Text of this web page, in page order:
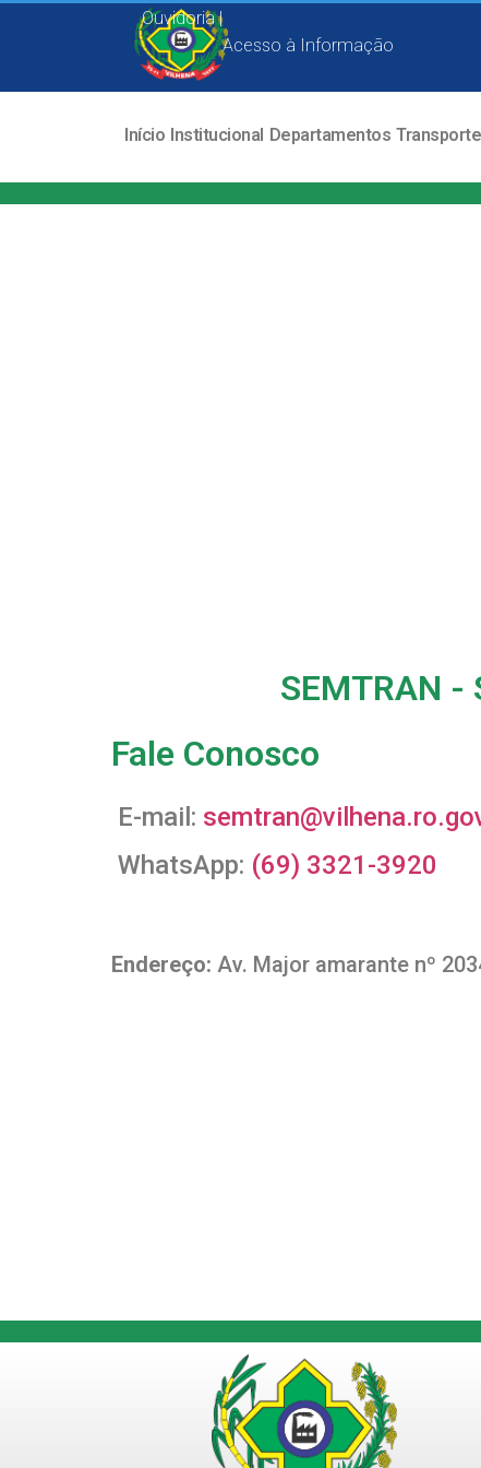
Ouvidoria |
Acesso à Informação
Início Institucional Departamentos
SEMTRAN
Fale Conosco
E-mail:
WhatsApp: (69) 3321-3920
Endereço: Av. Major amarante nº